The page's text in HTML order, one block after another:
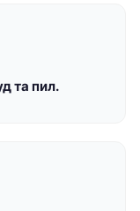
та пил.